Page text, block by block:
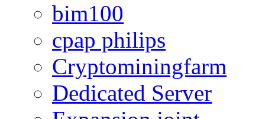
bim100
cpap philips
Cryptominingfarm
Dedicated Server